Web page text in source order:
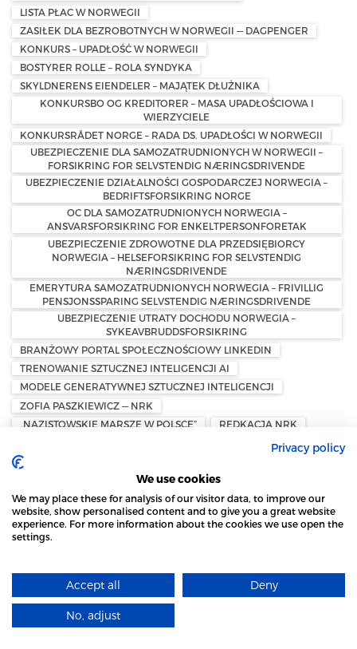
LISTA PŁAC W NORWEGII
ZASIŁEK DLA BEZROBOTNYCH W NORWEGII — DAGPENGER
KONKURS – UPADŁOŚĆ W NORWEGII
BOSTYRER ROLLE – ROLA SYNDYKA
SKYLDNERENS EIENDELER – MAJĄTEK DŁUŻNIKA
KONKURSBO OG KREDITORER – MASA UPADŁOŚCIOWA I
WIERZYCIELE
KONKURSRÅDET NORGE – RADA DS. UPADŁOŚCI W NORWEGII
UBEZPIECZENIE DLA SAMOZATRUDNIONYCH W NORWEGII –
FORSIKRING FOR SELVSTENDIG NÆRINGSDRIVENDE
UBEZPIECZENIE DZIAŁALNOŚCI GOSPODARCZEJ NORWEGIA –
BEDRIFTSFORSIKRING NORGE
OC DLA SAMOZATRUDNIONYCH NORWEGIA –
ANSVARSFORSIKRING FOR ENKELTPERSONFORETAK
UBEZPIECZENIE ZDROWOTNE DLA PRZEDSIĘBIORCY
NORWEGIA – HELSEFORSIKRING FOR SELVSTENDIG
NÆRINGSDRIVENDE
EMERYTURA SAMOZATRUDNIONYCH NORWEGIA – FRIVILLIG
PENSJONSSPARING SELVSTENDIG NÆRINGSDRIVENDE
UBEZPIECZENIE UTRATY DOCHODU NORWEGIA –
SYKEAVBRUDDSFORSIKRING
BRANŻOWY PORTAL SPOŁECZNOŚCIOWY LINKEDIN
TRENOWANIE SZTUCZNEJ INTELIGENCJI AI
MODELE GENERATYWNEJ SZTUCZNEJ INTELIGENCJI
ZOFIA PASZKIEWICZ — NRK
„NAZISTOWSKIE MARSZE W POLSCE”
REDKACJA NRK
AKTYWNOŚĆ POLSKIEJ SPOŁECZNOŚCI W NORWEGII
NYHETSMORGEN
WPŁATA GOTÓWKI W SKLEPIE
WYPŁATA GOTÓWKI W SKLEPIE
KONTANTTJENESTER I BUTIKK
BANKAXEPT
NORGESGRUPPEN
DANIA SKRZYNKI POCZTOWE
CYFRYZACJA POCZTY
POSTNORD DANIA
DANSK AVIS OMDELING
PODATEK OD MAJĄTKU — NORWEGIA
STRONA LOCAL MARKET WYKORZYSTUJE PLIKI
DOWIEDZ SIĘ WIĘCEJ
Privacy policy
We use cookies
We may place these for analysis of our visitor data, to improve our
website, show personalised content and to give you a great website
experience. For more information about the cookies we use open the
settings.
Accept all Deny
No, adjust